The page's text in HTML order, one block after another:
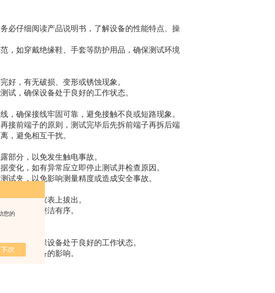
您的
仔细阅读产品说明书，了解设备的性能特点、操
如穿戴绝缘鞋、手套等防护用品，确保测试环境
，有无破损、变形或锈蚀现象。
，确保设备处于良好的工作状态。
确保接线牢固可靠，避免接触不良或短路现象。
前端子的原则，测试完毕后先拆前端子再拆后端
，避免相互干扰。
分，以免发生触电事故。
化，如有异常应立即停止测试并检查原因。
夹，以免影响测量精度或造成安全事故。
试线从仪表上拔出。
保现场整洁有序。
析和处理。
护，确保设备处于良好的工作状态。
垢对设备的影响。